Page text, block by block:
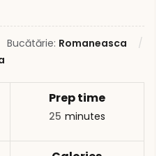
Bucătărie: Romaneasca
Prep time
25 minutes